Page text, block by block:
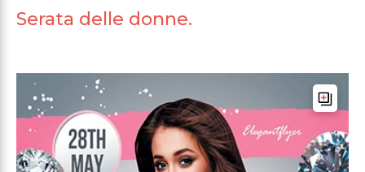
Serata delle donne.